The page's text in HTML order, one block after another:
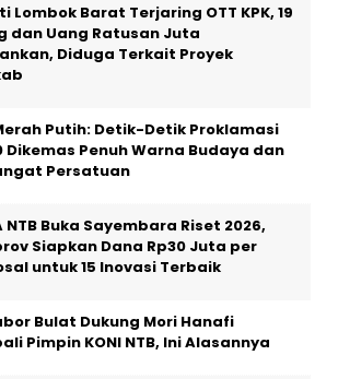
Lombok Barat Terjaring OTT KPK, 19
dan Uang Ratusan Juta
Diduga Terkait Proyek
Putih: Detik-Detik Proklamasi
Dikemas Penuh Warna Budaya dan
Persatuan
NTB Buka Sayembara Riset 2026,
Siapkan Dana Rp30 Juta per
untuk 15 Inovasi Terbaik
Bulat Dukung Mori Hanafi
Pimpin KONI NTB, Ini Alasannya